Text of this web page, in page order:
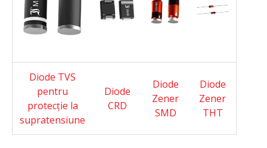
Diode TVS
pentru
protecție la
supratensiune
Diode
CRD
Diode
Zener
SMD
Diode
Zener
THT